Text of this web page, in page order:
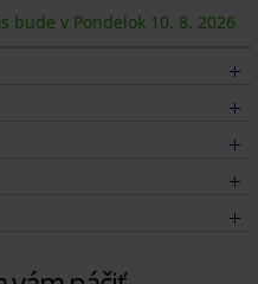
bude v Pondelok 10. 8. 2026